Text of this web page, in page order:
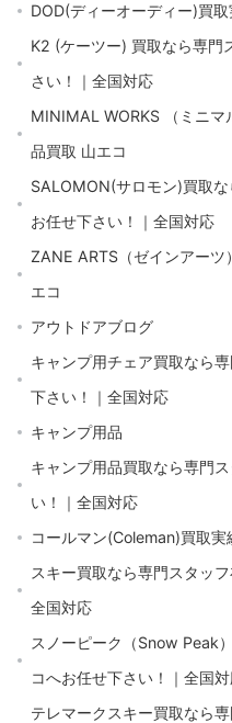
DOD(ディーオーディー)買
K2 (ケーツー) 買取なら専門
さい！｜全国対応
MINIMAL WORKS （ミニマ
品買取 山エコ
SALOMON(サロモン)買取
お任せ下さい！｜全国対応
ZANE ARTS（ゼインアーツ
エコ
アウトドアブログ
キャンプ用チェア買取なら
下さい！｜全国対応
キャンプ用品
キャンプ用品買取なら専門
い！｜全国対応
コールマン(Coleman)買取
スキー買取なら専門スタッ
全国対応
スノーピーク（Snow Peak
コへお任せ下さい！｜全国
テレマークスキー買取なら